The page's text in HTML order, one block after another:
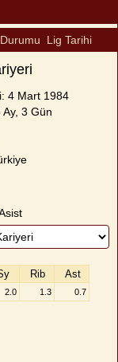
Lig Tarihi
4 Mart 1984
Ay, 3 Gün
Rib Ast
2.0 1.3 0.7